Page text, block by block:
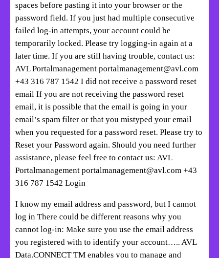
spaces before pasting it into your browser or the
password field. If you just had multiple consecutive
failed log-in attempts, your account could be
temporarily locked. Please try logging-in again at a
later time. If you are still having trouble, contact us:
AVL Portalmanagement portalmanagement@avl.com
+43 316 787 1542 I did not receive a password reset
email If you are not receiving the password reset
email, it is possible that the email is going in your
email’s spam filter or that you mistyped your email
when you requested for a password reset. Please try to
Reset your Password again. Should you need further
assistance, please feel free to contact us: AVL
Portalmanagement portalmanagement@avl.com +43
316 787 1542 Login
I know my email address and password, but I cannot
log in There could be different reasons why you
cannot log-in: Make sure you use the email address
you registered with to identify your account….. AVL
Data.CONNECT TM enables you to manage and